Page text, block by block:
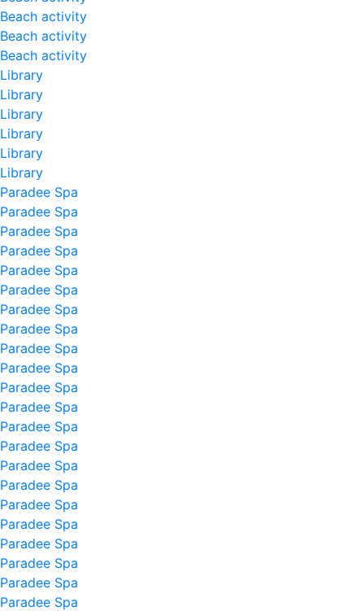
Beach activity
Beach activity
Beach activity
Library
Library
Library
Library
Library
Library
Paradee Spa
Paradee Spa
Paradee Spa
Paradee Spa
Paradee Spa
Paradee Spa
Paradee Spa
Paradee Spa
Paradee Spa
Paradee Spa
Paradee Spa
Paradee Spa
Paradee Spa
Paradee Spa
Paradee Spa
Paradee Spa
Paradee Spa
Paradee Spa
Paradee Spa
Paradee Spa
Paradee Spa
Paradee Spa